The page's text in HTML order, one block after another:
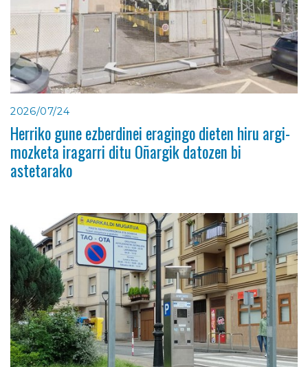
2026/07/24
Herriko gune ezberdinei eragingo dieten hiru argi-
mozketa iragarri ditu Oñargik datozen bi
astetarako